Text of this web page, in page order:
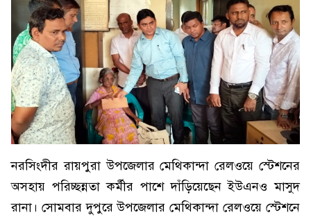
নরসিংদীর রায়পুরা উপজেলার মেথিকান্দা রেলওয়ে স্টেশনের
অসহায় পরিচ্ছন্নতা কর্মীর পাশে দাঁড়িয়েছেন ইউএনও মাসুদ
রানা। সোমবার দুপুরে উপজেলার মেথিকান্দা রেলওয়ে স্টেশনে